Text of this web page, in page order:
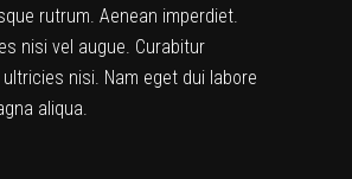
rutrum. Aenean imperdiet.
nisi vel augue. Curabitur
nisi. Nam eget dui labore
aliqua.